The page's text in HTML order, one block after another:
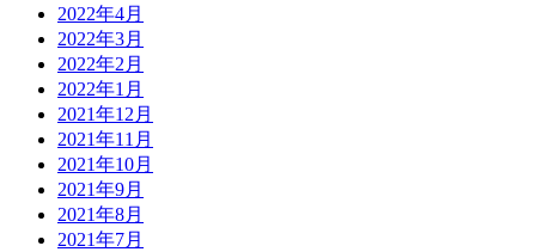
2022年4月
2022年3月
2022年2月
2022年1月
2021年12月
2021年11月
2021年10月
2021年9月
2021年8月
2021年7月